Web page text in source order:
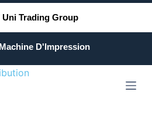
Uni Trading Group
D'Impression